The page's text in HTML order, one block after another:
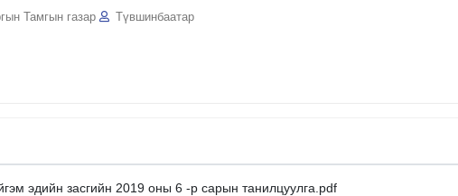
Тамгын газар Түвшинбаатар
эдийн засгийн 2019 оны 6 -р сарын танилцуулга.pdf